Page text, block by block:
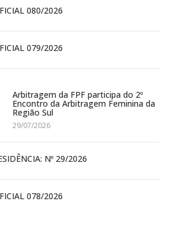
080/2026
079/2026
Arbitragem da FPF participa do 2º
Encontro da Arbitragem Feminina da
Região Sul
29/07/2026
Nº 29/2026
078/2026